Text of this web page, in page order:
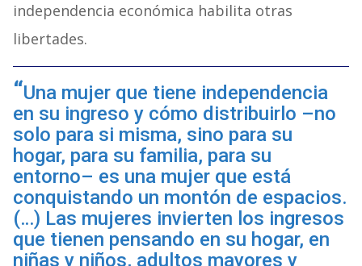
independencia económica habilita otras
libertades.
Una mujer que tiene independencia
en su ingreso y cómo distribuirlo –no
solo para si misma, sino para su
hogar, para su familia, para su
entorno– es una mujer que está
conquistando un montón de espacios.
(…) Las mujeres invierten los ingresos
que tienen pensando en su hogar, en
niñas y niños, adultos mayores y